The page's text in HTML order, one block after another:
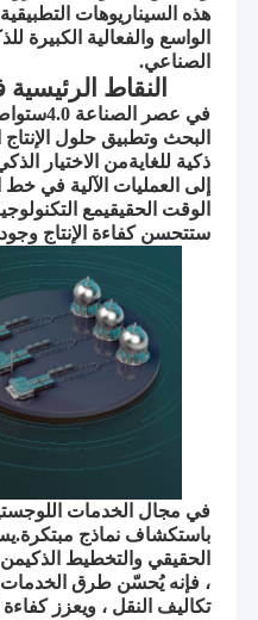
آلة تعبئة الأدوية البيطرية
آلة تركيب العلبة
آلة منصات نقالة
هذه السيناريوهات
الواسع والفعالية الكبيرة
الصناعي.
النقاط
في عصر
البحث وتطبيق حلول
ذكية للغايةمن الاختيار
إلى العمليات الآلية في خط
الوقت الحقيقيمع
ستتحسن كفاءة الإنتاج
في مجال الخدمات
باستكشاف نماذج
الحقيقي والتخطيط
، فإنه يُحسّن طرق الخدمات
تكاليف النقل ، ويعزز